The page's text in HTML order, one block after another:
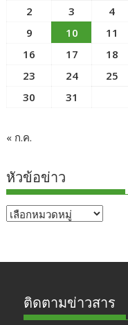
2
3 4
9
10 11
16
17 18
23
24 25
30
31
« ก.ค.
หัวข้อข่าว
หัวข้อ
ติดตามข่าวสาร